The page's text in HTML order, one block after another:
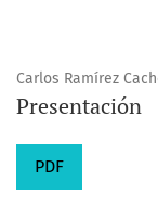
Carlos Ramírez
Presentación
PDF